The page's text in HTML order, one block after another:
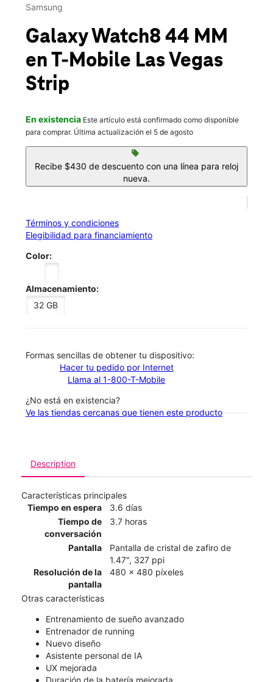
Mié.:9:00 a.m. a 9:00 p.m.
location_on
3791 Las Vegas Blvd South #1300 Las Vegas, NV 89109
info situado en Las vegas Strip, cerca del MGM Grand
Samsung
Galaxy Watch8 44 MM
en T-Mobile Las Vegas
Strip
En existencia Este artículo está confirmado como disponible
para comprar. Última actualización el 5 de agosto
sell
Recibe $430 de descuento con una línea para reloj
nueva.
Términos y condiciones
Elegibilidad para financiamiento
Color:
Almacenamiento:
32 GB
​​​​​​​Formas sencillas de obtener tu dispositivo:
Hacer tu pedido por Internet
Llama al 1-800-T-Mobile
¿No está en existencia?
Ve las tiendas cercanas que tienen este producto
Description
Características principales
Tiempo en espera
3.6 días
Tiempo de
conversación
3.7 horas
Pantalla
Pantalla de cristal de zafiro de
1.47", 327 ppi
Resolución de la
pantalla
480 x 480 píxeles
Otras características
Entrenamiento de sueño avanzado
Entrenador de running
Nuevo diseño
Asistente personal de IA
UX mejorada
Duración de la batería mejorada